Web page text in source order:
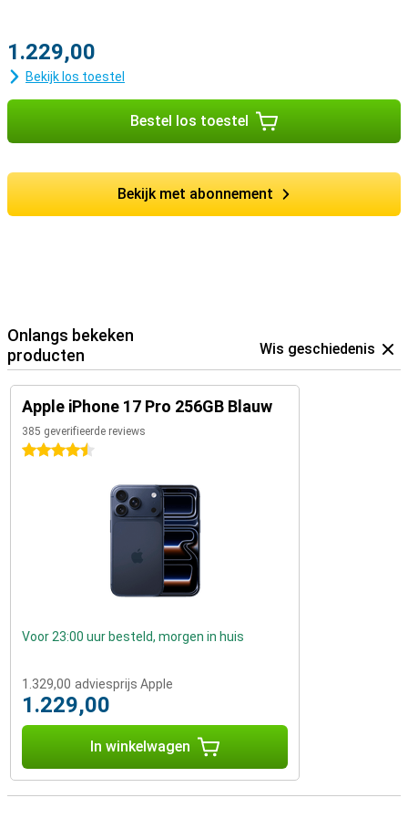
1.229,00
Bekijk los toestel
Bestel los toestel
Bekijk met abonnement
Onlangs bekeken
producten
Wis geschiedenis
Apple iPhone 17 Pro 256GB Blauw
385 geverifieerde reviews
4.5 sterren
Voor 23:00 uur besteld, morgen in huis
1.329,00 adviesprijs Apple
1.229,00
In winkelwagen